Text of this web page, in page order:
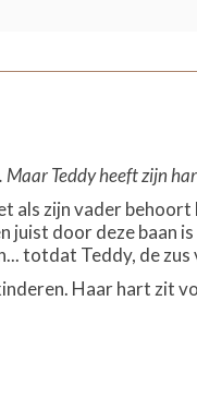
Teddy heeft zijn
als zijn vader
juist door deze baan
totdat Teddy, de
Haar hart zit